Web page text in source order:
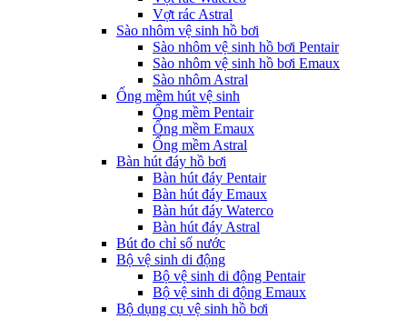
Vợt rác Astral
Sào nhôm vệ sinh hồ bơi
Sào nhôm vệ sinh hồ bơi Pentair
Sào nhôm vệ sinh hồ bơi Emaux
Sào nhôm Astral
Ống mềm hút vệ sinh
Ống mềm Pentair
Ống mềm Emaux
Ống mềm Astral
Bàn hút đáy hồ bơi
Bàn hút đáy Pentair
Bàn hút đáy Emaux
Bàn hút đáy Waterco
Bàn hút đáy Astral
Bút đo chỉ số nước
Bộ vệ sinh di động
Bộ vệ sinh di động Pentair
Bộ vệ sinh di động Emaux
Bộ dụng cụ vệ sinh hồ bơi